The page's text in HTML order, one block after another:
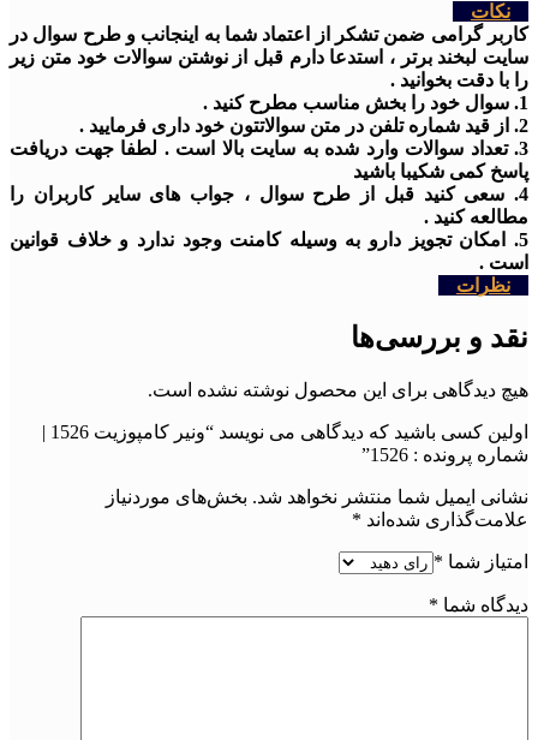
نکات
کاربر گرامی ضمن تشکر از اعتماد شما به اینجانب و طرح سوال در
سایت لبخند برتر ، استدعا دارم قبل از نوشتن سوالات خود متن زیر
را با دقت بخوانید .
1. سوال خود را بخش مناسب مطرح کنید .
2. از قید شماره تلفن در متن سوالاتتون خود داری فرمایید .
3. تعداد سوالات وارد شده به سایت بالا است . لطفا جهت دریافت
پاسخ کمی شکیبا باشید
4. سعی کنید قبل از طرح سوال ، جواب های سایر کاربران را
مطالعه کنید .
5. امکان تجویز دارو به وسیله کامنت وجود ندارد و خلاف قوانین
است .
نظرات
نقد و بررسی‌ها
هیچ دیدگاهی برای این محصول نوشته نشده است.
اولین کسی باشید که دیدگاهی می نویسد “ونیر کامپوزیت 1526 |
شماره پرونده : 1526”
نشانی ایمیل شما منتشر نخواهد شد. بخش‌های موردنیاز
علامت‌گذاری شده‌اند *
امتیاز شما *
دیدگاه شما *